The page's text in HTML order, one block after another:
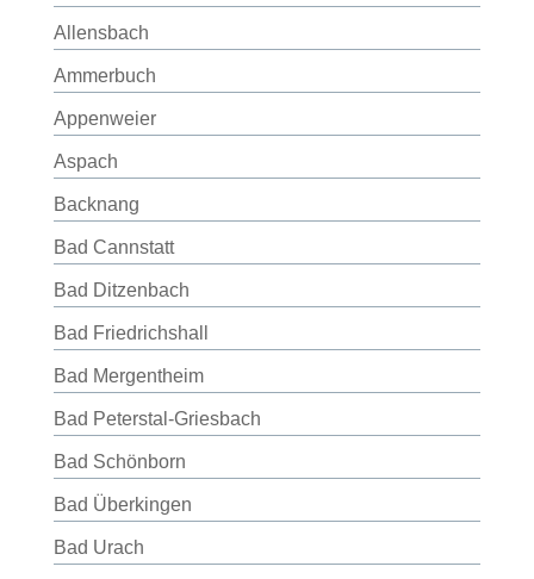
Allensbach
Ammerbuch
Appenweier
Aspach
Backnang
Bad Cannstatt
Bad Ditzenbach
Bad Friedrichshall
Bad Mergentheim
Bad Peterstal-Griesbach
Bad Schönborn
Bad Überkingen
Bad Urach